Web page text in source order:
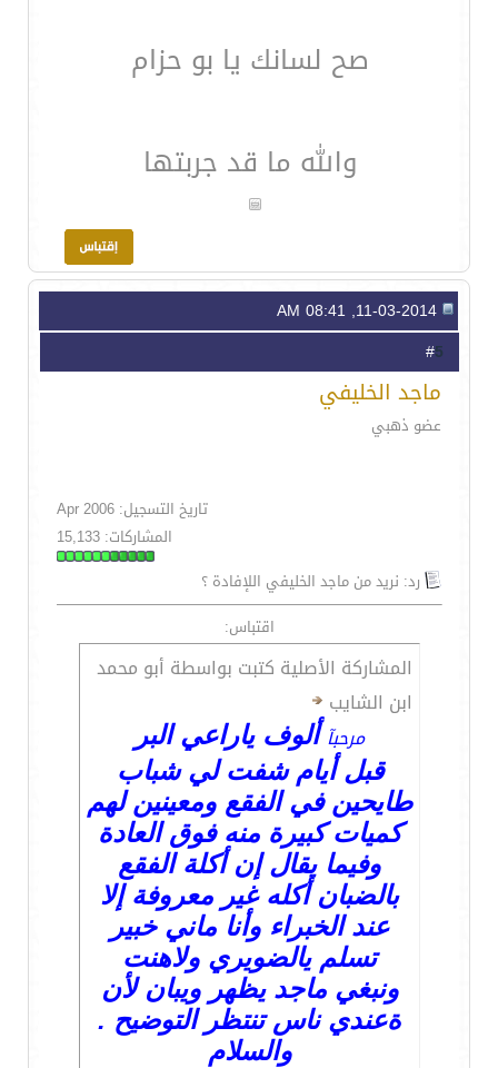
صح لسانك يا بو حزام
والله ما قد جربتها
5
ماجد الخليفي
عضو ذهبي
تاريخ التسجيل: Apr 2006
المشاركات: 15,133
رد: نريد من ماجد الخليفي اللإفادة ؟
اقتباس:
المشاركة الأصلية كتبت بواسطة أبو محمد
ابن الشايب
مرحبآألوف ياراعي البر
قبل أيام شفت لي شباب
طايحين في الفقع ومعينين لهم
كميات كبيرة منه فوق العادة
وفيما يقال إن أكلة الفقع
بالضبان أكله غير معروفة إلا
عند الخبراء وأنا ماني خبير
تسلم يالضويري ولاهنت
ونبغي ماجد يظهر ويبان لأن
ةعندي ناس تنتظر التوضيح .
والسلام